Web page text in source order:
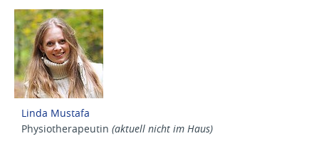
Linda Mustafa
Physiotherapeutin (aktuell nicht im Haus)